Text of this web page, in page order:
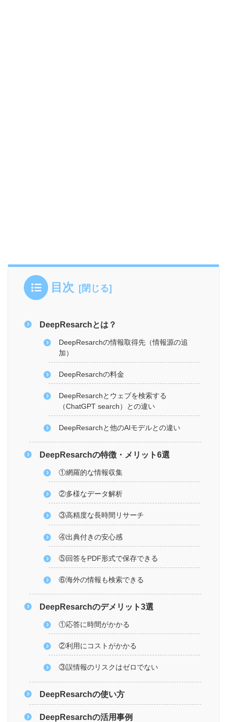
目次
DeepResarchとは？
DeepResarchの情報取得先（情報源の追
加）
DeepResarchの料金
DeepResarchとウェブを検索する
（ChatGPT search）との違い
DeepResarchと他のAIモデルとの違い
DeepResarchの特徴・メリット6選
①網羅的な情報収集
②多様なデータ解析
③高精度な長時間リサーチ
④出典付きの安心感
⑤回答をPDF形式で保存できる
⑥海外の情報も検索できる
DeepResarchのデメリット3選
①応答に時間がかかる
②利用にコストがかかる
③誤情報のリスクはゼロでない
DeepResarchの使い方
DeepResarchの活用事例